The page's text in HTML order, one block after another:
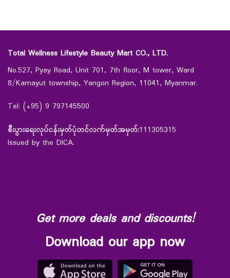
Total Wellness Lifestyle Beauty Mart CO., LTD.
No.527, Pyay Road, Unit 701, 7th floor, M tower, Ward
8/Kamayut township, Yangon Region, 11041, Myanmar.
Tel: (+95) 9 797145500
စီးပွားရေးလုပ်ငန်းမှတ်ပုံတင်လက်မှတ်အမှတ်:111305315
Issued by the DICA.
Get more deals and discounts!
Download our app now